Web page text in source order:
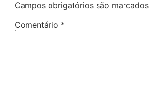
Campos obrigatórios são
Comentário *